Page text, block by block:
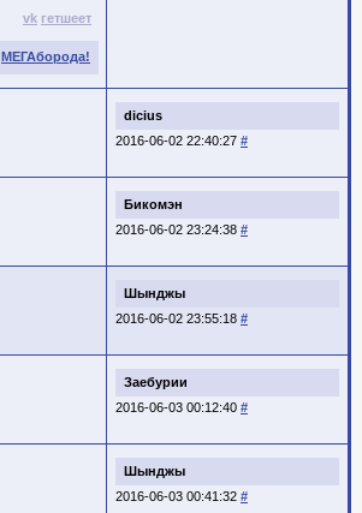
vk гетшеет
МЕГАборода!
dicius
2016-06-02 22:40:27 #
Бикомэн
2016-06-02 23:24:38 #
Шынджы
2016-06-02 23:55:18 #
Заебурии
2016-06-03 00:12:40 #
Шынджы
2016-06-03 00:41:32 #